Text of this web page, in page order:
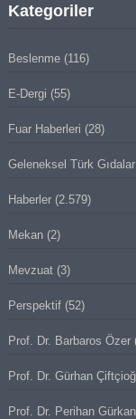
Kategoriler
Beslenme(116)
E-Dergi (55)
Fuar Haberleri (28)
Geleneksel Türk
Haberler(2.579)
Mekan(2)
Mevzuat(3)
Perspektif(52)
Prof. Dr. Barbaros Özer
Prof. Dr. Gürhan
Prof. Dr. Perihan Gürkan